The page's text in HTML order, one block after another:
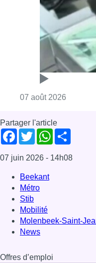
07 août 2026
Partager l'article
Facebook
TwitterWhatsApp
07 juin 2026 - 14h08
Beekant
Métro
Stib
Mobilité
Molenbeek-Saint-
News
Offres d’emploi